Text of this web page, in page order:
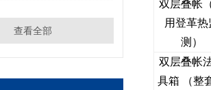
查看全部
双层叠帐
用登革热
测）
双层叠帐
具箱 （整